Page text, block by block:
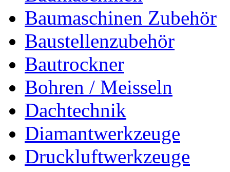
Baumaschinen Zubehör
Baustellenzubehör
Bautrockner
Bohren / Meisseln
Dachtechnik
Diamantwerkzeuge
Druckluftwerkzeuge